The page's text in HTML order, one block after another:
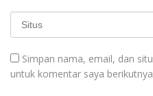
Simpan nama, email, dan
untuk komentar saya